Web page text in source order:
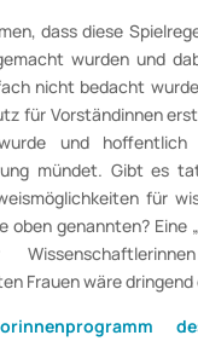
dass diese
wurden und
nicht bedacht
für Vorständinnen
und
mündet. Gibt es
für
oben genannten? Eine
Frauen wäre